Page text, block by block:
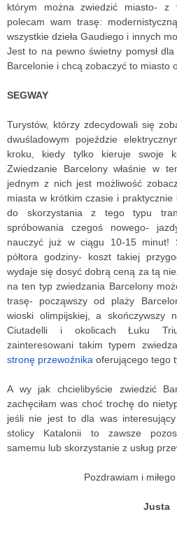
którym można zwiedzić miasto- z
polecam wam trasę:
wszystkie dzieła Gaudiego i innych
Jest to na pewno świetny pomysł
Barcelonie i chcą zobaczyć to miasto
SEGWAY
Turystów, którzy zdecydowali się
dwuśladowym pojeździe
kroku, kiedy tylko kieruje swoje
Zwiedzanie Barcelony właśnie w
jednym z nich jest możliwość
miasta w krótkim czasie i praktycznie
do skorzystania z tego typu
spróbowania czegoś nowego-
nauczyć już w ciągu 10-15 minut!
półtora godziny- koszt takiej
wydaje się dosyć dobrą ceną za tą
na ten typ zwiedzania Barcelony
trasę- począwszy od plaży
wioski olimpijskiej, a skończywszy
Ciutadelli i okolicach Łuku
stronę przewoźnika oferującego tego
A wy jak chcielibyście zwiedzić
zachęciłam was choć trochę do
jeśli nie jest to dla was
stolicy Katalonii to zawsze
samemu lub skorzystanie z usług
Pozdrawiam i
Justa